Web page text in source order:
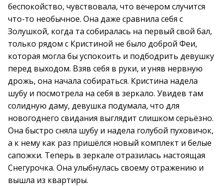
беспокойство, чувствовала, что вечером случится
что-то необычное. Она даже сравнила себя с
Золушкой, когда та собиралась на первый свой бал,
только рядом с Кристиной не было доброй Феи,
которая могла бы успокоить и подбодрить девушку
перед выходом. Взяв себя в руки, и уняв нервную
дрожь, она начала собираться. Кристина надела
шубу и посмотрела на себя в зеркало. Увидев там
солидную даму, девушка подумала, что для
новогоднего свидания выглядит слишком серьёзно.
Она быстро сняла шубу и надела голубой пуховичок,
а к нему как раз пришёлся новый комплект и белые
сапожки. Теперь в зеркале отразилась настоящая
Снегурочка. Она улыбнулась своему отражению и
вышла из квартиры.